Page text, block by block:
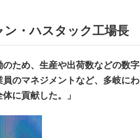
・ハスタック工場長
ため、生産や出荷数などの数字
のマネジメントなど、多岐にわ
に貢献した。」